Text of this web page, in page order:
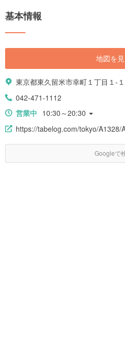
基本情報
地図を
東京都東久留米市幸町１丁目１-１
042-471-1112
営業中 10:30～20:30
https://tabelog.com/tokyo/A1328/
Googleで